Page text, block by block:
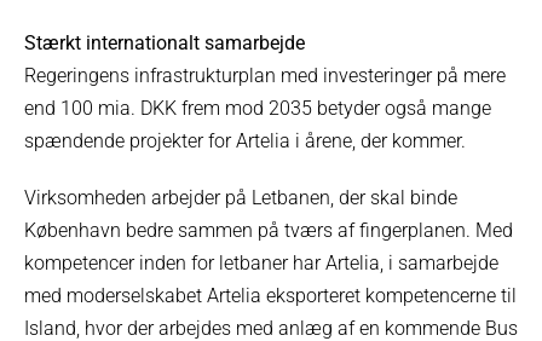
Stærkt internationalt samarbejde
Regeringens infrastrukturplan med investeringer på mere
end 100 mia. DKK frem mod 2035 betyder også mange
spændende projekter for Artelia i årene, der kommer.
Virksomheden arbejder på Letbanen, der skal binde
København bedre sammen på tværs af fingerplanen. Med
kompetencer inden for letbaner har Artelia, i samarbejde
med moderselskabet Artelia eksporteret kompetencerne til
Island, hvor der arbejdes med anlæg af en kommende Bus